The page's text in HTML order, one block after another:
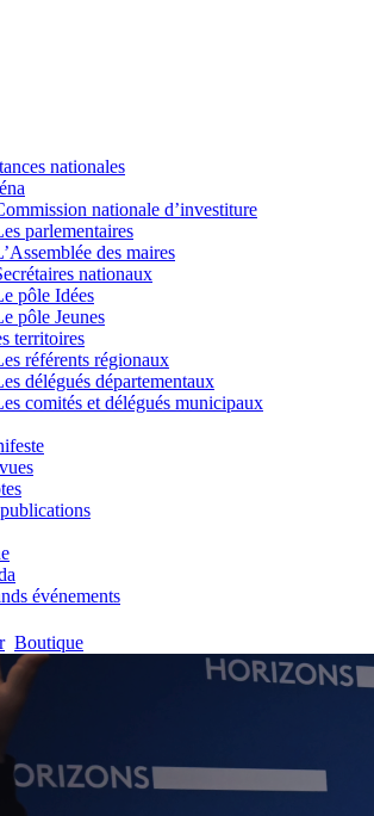
nationales
nationale d’investiture
parlementaires
des maires
nationaux
pôle Idées
pôle Jeunes
territoires
référents régionaux
délégués départementaux
comités et délégués municipaux
événements
Boutique